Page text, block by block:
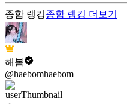
종합 랭킹종합 랭킹 더보기
해봄
@haebomhaebom